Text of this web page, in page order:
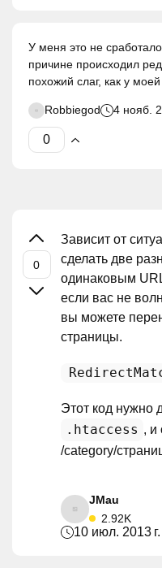
У меня это не
причине происходил
похожий слаг, как у моей
Robbiegod 4 нояб.
Зависит от
сделать две
одинаковым
если вас не
вы можете
страницы.
Этот код нужно
.htaccess , и
/category/
JMau
2.92K
10 июл. 2013 г.